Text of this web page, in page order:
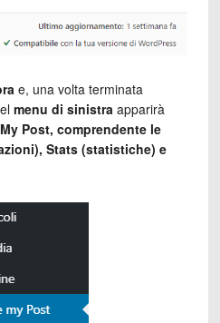
e, una volta terminata
menu di sinistraapparirà
Post, comprendente le
Stats (statistiche) e